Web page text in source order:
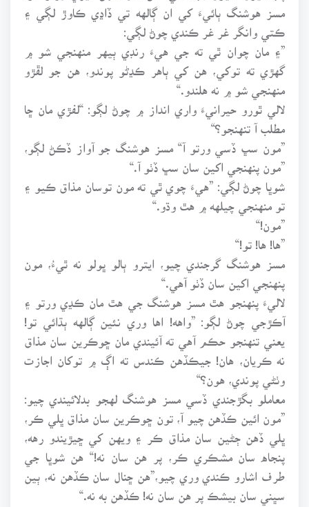
مسز هوشنگ ٻائيءَ کي ان ڳالهه تي ڏاڍي ڪاوڙ لڳي ۽
ڪتي وانگر غر غر ڪندي چوڻ لڳي:
”۽ مان چوان ٿي ته جي هيءَ رنڊي ٻيهر منهنجي شو ۾
گهڙي ته توکي، هن کي ٻاهر ڪڍڻو پوندو، هن جو لڦڙو
منهنجي شو ۾ نه هلندو.“
لالي ٿورو حيرانيءَ واري انداز ۾ چوڻ لڳو: “لفڙي مان ڇا
مطلب آ تنهنجو؟“
”مون سڀ ڏسي ورتو آ“ مسز هوشنگ جو آواز ڏڪڻ لڳو،
”مون پنهنجي اکين سان سڀ ڏٺو آ.“
شوڀا چوڻ لڳي: ”هيءَ چوي ٿي ته مون توسان مذاق ڪيو ۽
تو منهنجي چيلهه ۾ هٿ وڌو.“
”مون!“
”ها! ها! تو!“
مسز هوشنگ گرجندي چيو، ايترو ٻالو ڀولو نه ٿيءُ، مون
پنهنجي اکين سان ڏٺو آهي.“
لاليءَ پنهنجو هٿ مسز هوشنگ جي هٿ مان ڪڍي ورتو ۽
آڪڙجي چوڻ لڳو: ”واهه! اها وري نئين ڳالهه ٻڌائي تو!
يعني تنهنجو حڪم آهي ته آئيندي مان ڇوڪرين سان مذاق
نه ڪريان، هان! جيڪڏهن ڪندس ته اڳ ۾ توکان اجازت
وٺڻي پوندي، هون؟“
معاملو بگڙجندي ڏسي مسز هوشنگ لهجو بدلائيندي چيو:
”مون ائين ڪڏهن چيو آ، تون ڇوڪرين سان مذاق ڀلي ڪر،
ڀلي ڏهن ڄڻين سان مذاق ڪر ۽ ويهن کي ڇيڙيندو رهه،
پنجاه سان مشڪري ڪر، پر هن سان نه!“ هن شوڀا جي
طرف اشارو ڪندي وري چيو،”هن ڇنال سان ڪڏهن نه، ٻين
سڀني سان بيشڪ پر هن سان نه! ڪڏهن به نه.“